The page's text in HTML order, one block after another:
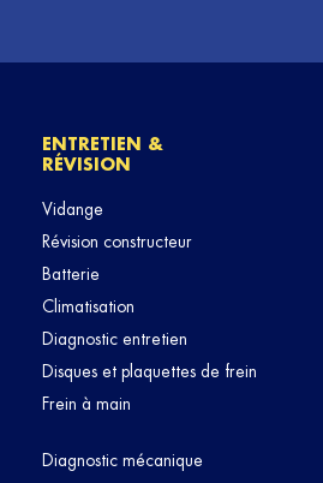
ENTRETIEN &
RÉVISION
Vidange
Révision constructeur
Batterie
Climatisation
Diagnostic entretien
Disques et plaquettes de frein
Frein à main
Diagnostic mécanique